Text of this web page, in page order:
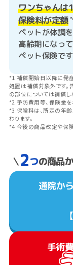
ワンちゃんは
保険料が定額
ペットが体調
高齢期になっ
ペット保険です
*1 補償開始日以降に発
処置は補償対象外です。
の部位については補償し
*2 予防費用等、保険金を
*3 保険料は、所定の年
わります。
*4 今後の商品改定や保
2つの商品
通院か
手術